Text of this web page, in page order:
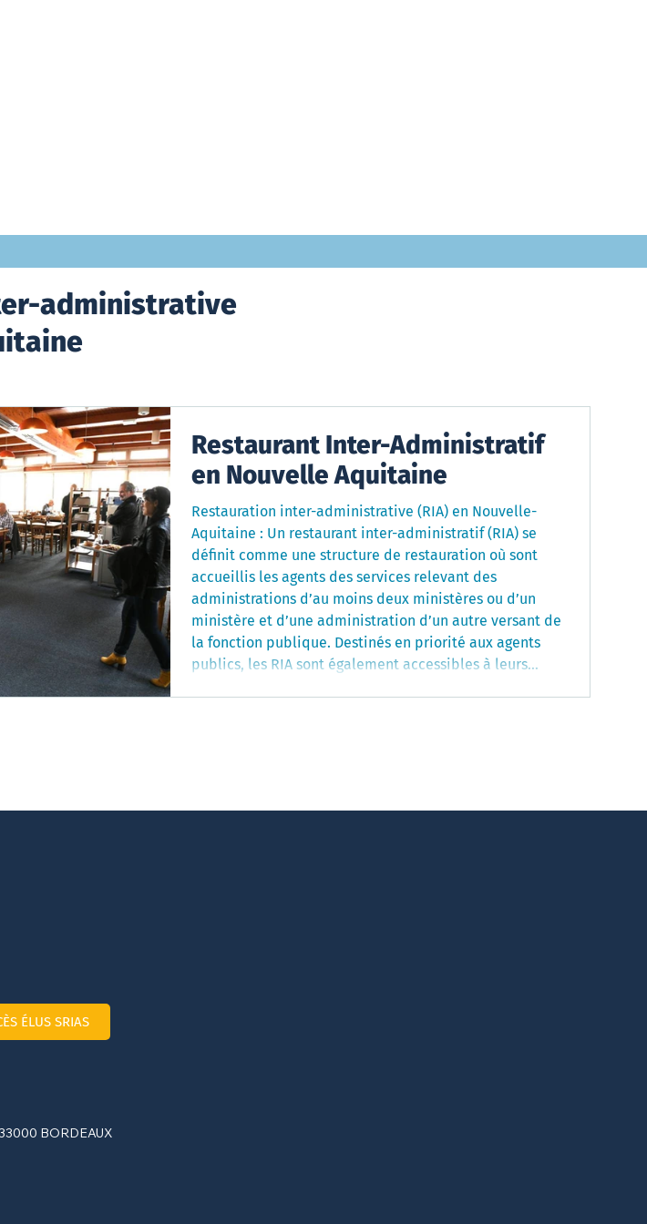
administrative
Restaurant Inter-Administratif
en Nouvelle Aquitaine
Restauration inter-administrative (RIA) en Nouvelle-
Aquitaine : Un restaurant inter-administratif (RIA) se
définit comme une structure de restauration où sont
accueillis les agents des services relevant des
administrations d’au moins deux ministères ou d’un
ministère et d’une administration d’un autre versant de
la fonction publique. Destinés en priorité aux agents
publics, les RIA sont également accessibles à leurs
ÉLUS SRIAS
BORDEAUX